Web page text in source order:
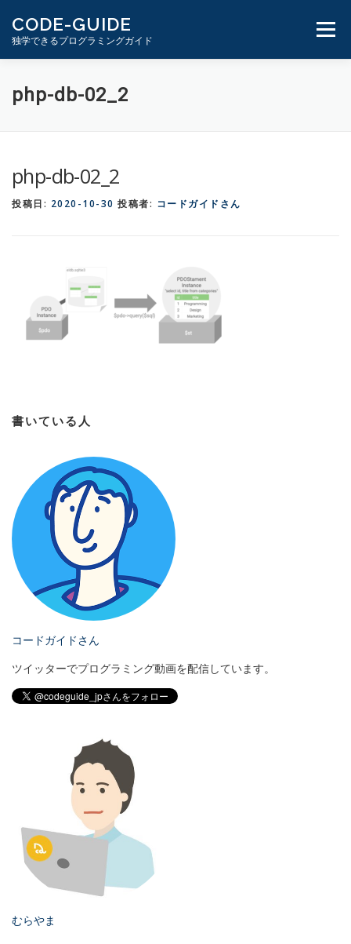
ン
CODE-GUIDE
独学できるプログラミングガイド
メニュ
１分動画とテキスト
php-db-02_2
php-db-02_2
投稿日: 2020-10-30 投稿者: コードガイドさん
書いている人
コードガイドさん
ツイッターでプログラミング動画を配信しています。
むらやま